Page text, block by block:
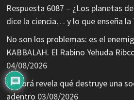
Respuesta 6087 – ¿Los planetas
dice la ciencia… y lo que enseña la
No son los problemas: es el
KABBALAH. El Rabino Yehuda
04/08/2026
La Torá revela qué destruye una
adentro 03/08/2026